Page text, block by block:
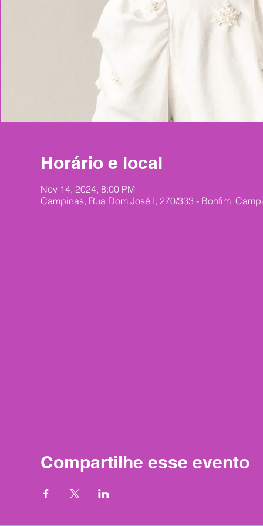
Horário e local
Nov 14, 2024, 8:00 PM
Campinas, Rua Dom José I, 270/333 - Bonfim,
Compartilhe esse evento